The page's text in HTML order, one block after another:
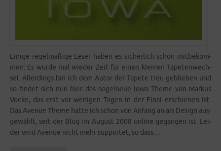
Eini­ge regel­mä­ßi­ge Leser haben es sicher­lich schon mit­be­kom­
men: Es wur­de mal wie­der Zeit für einen klei­nen Tape­ten­wech­
sel. Aller­dings bin ich dem Autor der Tape­te treu geblie­ben und
so fin­det sich nun hier das nagel­neue Iowa The­me von Mar­kus
Vocke, das erst vor weni­gen Tagen in der Final erschie­nen ist.
Das Ave­nue The­me hat­te ich schon von Anfang an als Design aus­
ge­wählt, seit der Blog im August 2008 online gegan­gen ist. Lei­
der wird Ave­nue nicht mehr sup­port­et, so dass…